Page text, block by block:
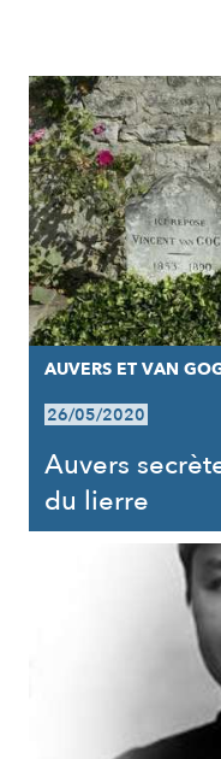
RÉSULTATS
AUVERS ET VAN
26/05/2020
Auvers
du lierre